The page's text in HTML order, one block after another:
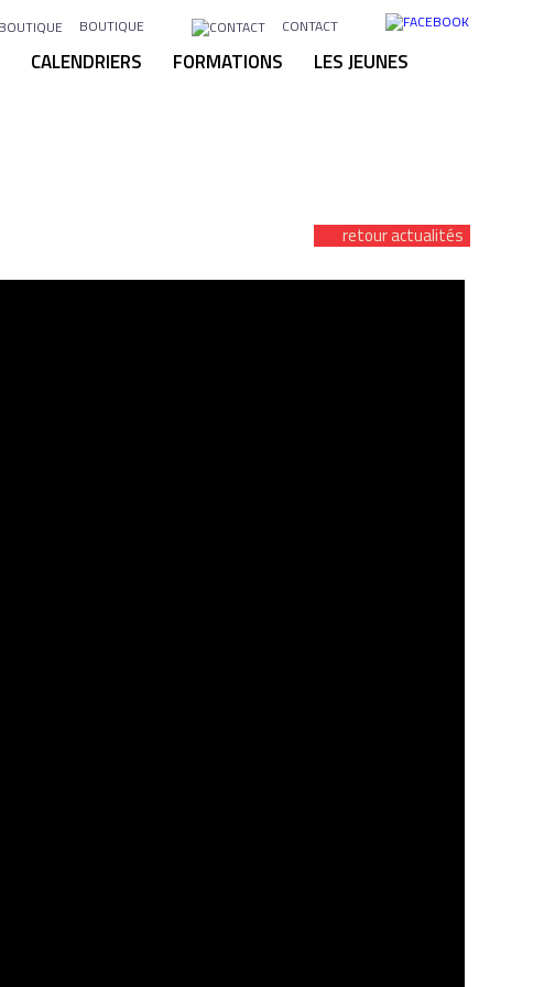
BOUTIQUE CONTACT
CALENDRIERS FORMATIONS LES JEUNES
retour actualités